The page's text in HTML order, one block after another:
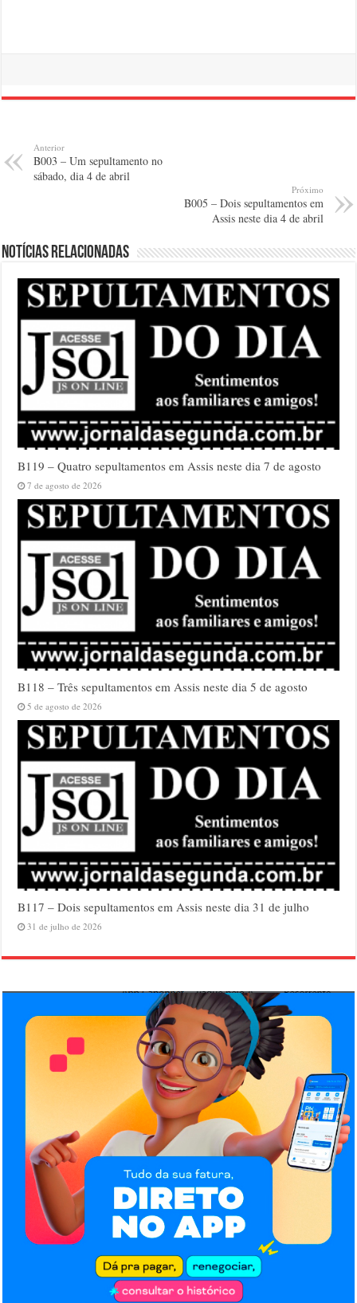
Anterior
B003 – Um sepultamento no
sábado, dia 4 de abril
Próximo
B005 – Dois sepultamentos em
Assis neste dia 4 de abril
Notícias relacionadas
B119 – Quatro sepultamentos em Assis neste dia 7 de agosto
7 de agosto de 2026
B118 – Três sepultamentos em Assis neste dia 5 de agosto
5 de agosto de 2026
B117 – Dois sepultamentos em Assis neste dia 31 de julho
31 de julho de 2026